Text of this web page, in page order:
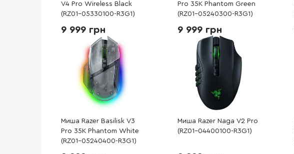
V4 Pro Wireless Black
(RZ01-05330100-R3G1)
9 999 грн
Pro 35K Phantom Green
(RZ01-05240300-R3G1)
9 999 грн
Миша Razer Basilisk V3
Pro 35K Phantom White
(RZ01-05240400-R3G1)
Миша Razer Naga V2 Pro
(RZ01-04400100-R3G1)